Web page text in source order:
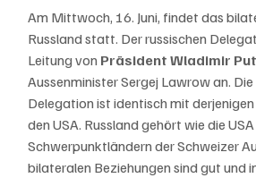
Am Mittwoch, 16. Juni, findet das
Russland statt. Der russischen
Leitung von Präsident Wladimir
Aussenminister Sergej Lawrow an.
Delegation ist identisch mit
den USA. Russland gehört wie die
Schwerpunktländern der Schweizer
bilateralen Beziehungen sind gut und